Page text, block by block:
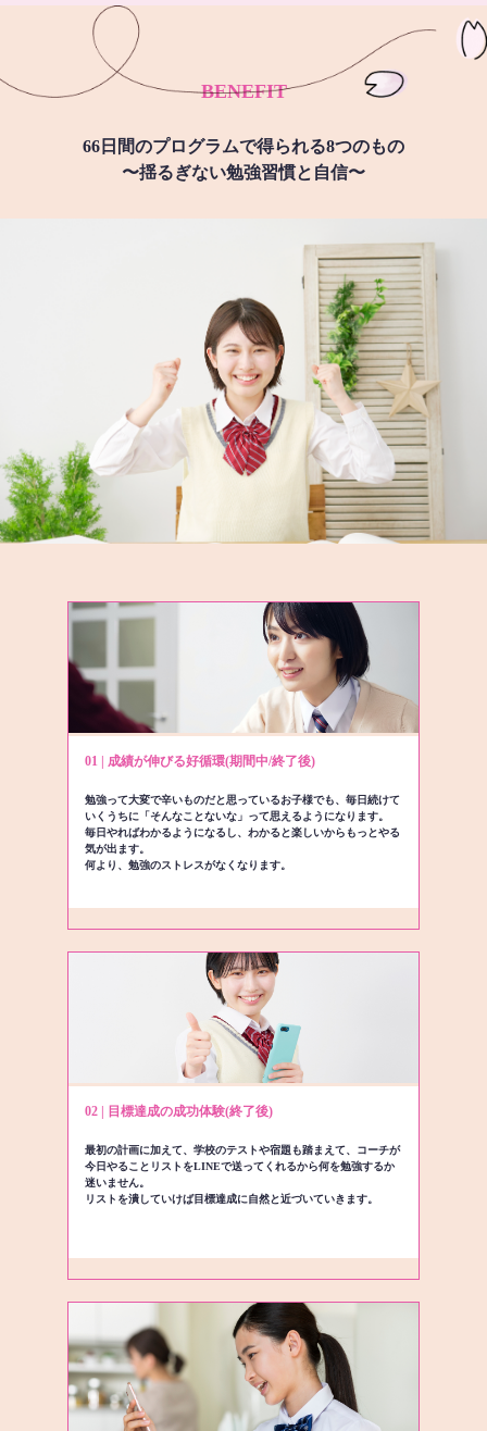
BENEFIT
66日間のプログラムで得られる8つのもの
〜揺るぎない勉強習慣と自信〜
01 | 成績が伸びる好循環(期間中/終了後)
勉強って大変で辛いものだと思っているお子様でも、毎日続けて
いくうちに「そんなことないな」って思えるようになります。
毎日やればわかるようになるし、わかると楽しいからもっとやる
気が出ます。
何より、勉強のストレスがなくなります。
02 | 目標達成の成功体験(終了後)
最初の計画に加えて、学校のテストや宿題も踏まえて、コーチが
今日やることリストをLINEで送ってくれるから何を勉強するか
迷いません。
リストを潰していけば目標達成に自然と近づいていきます。